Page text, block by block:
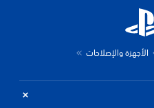
الأجهزة والإصلاحات